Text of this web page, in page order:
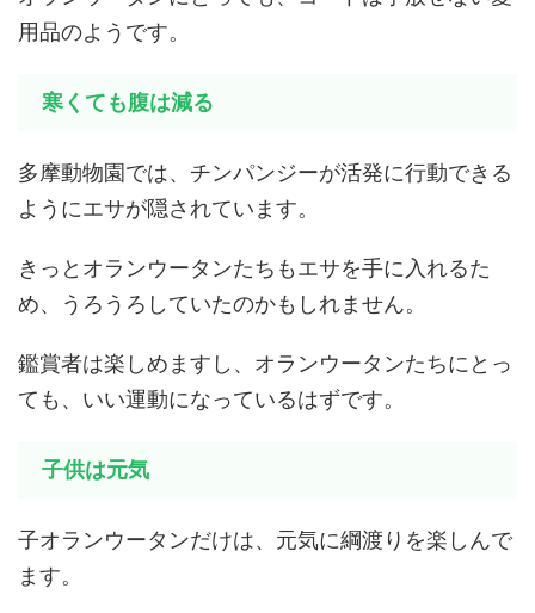
用品のようです。
寒くても腹は減る
多摩動物園では、チンパンジーが活発に行動できる
ようにエサが隠されています。
きっとオランウータンたちもエサを手に入れるた
め、うろうろしていたのかもしれません。
鑑賞者は楽しめますし、オランウータンたちにとっ
ても、いい運動になっているはずです。
子供は元気
子オランウータンだけは、元気に綱渡りを楽しんで
ます。